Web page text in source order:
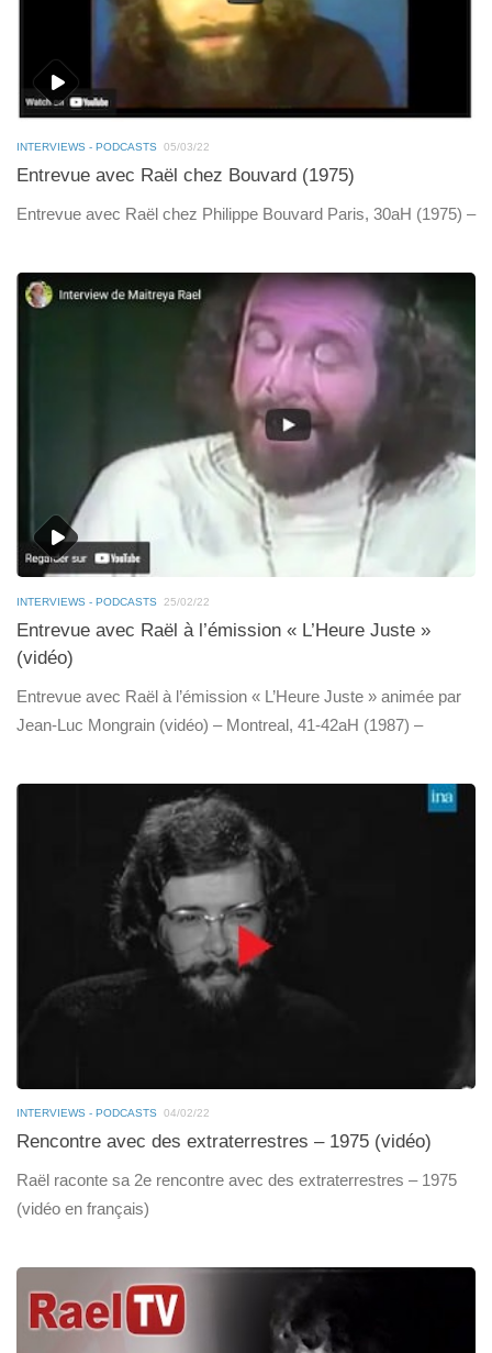
INTERVIEWS - PODCASTS 05/03/22
Entrevue avec Raël chez Bouvard (1975)
Entrevue avec Raël chez Philippe Bouvard Paris, 30aH (1975) –
INTERVIEWS - PODCASTS 25/02/22
Entrevue avec Raël à l’émission « L’Heure Juste »
(vidéo)
Entrevue avec Raël à l’émission « L’Heure Juste » animée par
Jean-Luc Mongrain (vidéo) – Montreal, 41-42aH (1987) –
INTERVIEWS - PODCASTS 04/02/22
Rencontre avec des extraterrestres – 1975 (vidéo)
Raël raconte sa 2e rencontre avec des extraterrestres – 1975
(vidéo en français)